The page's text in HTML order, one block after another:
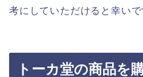
考にしていただけると幸いで
トーカ堂の商品を